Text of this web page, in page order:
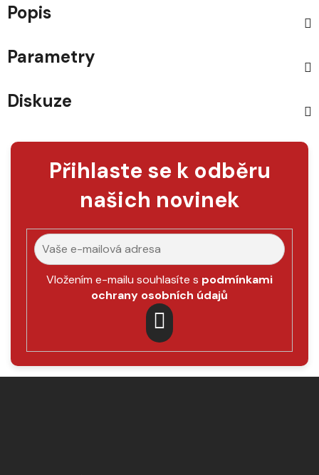
Popis
Parametry
Diskuze
Přihlaste se k odběru
našich novinek
Vložením e-mailu souhlasíte s podmínkami
ochrany osobních údajů
PŘIHLÁSIT
SE